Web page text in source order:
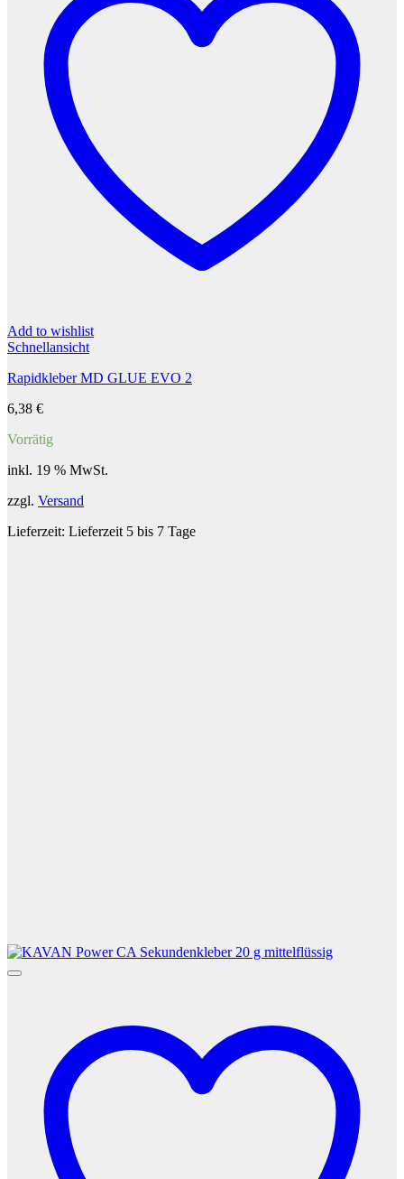
Add to wishlist
Schnellansicht
Rapidkleber MD GLUE EVO 2
6,38 €
Vorrätig
inkl. 19 % MwSt.
zzgl. Versand
Lieferzeit: Lieferzeit 5 bis 7 Tage